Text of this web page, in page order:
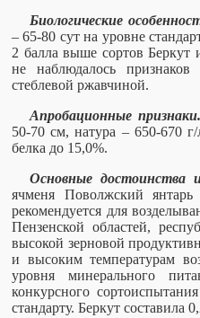
Биологические
– 65-80 сут на уровне
2 балла выше сортов Беркут
не наблюдалось
стеблевой ржавчиной.
Апробационные признаки.
50-70 см, натура – 650-670
белка до 15,0%.
Основные достоинства
ячменя Поволжский янтарь
рекомендуется для
Пензенской областей,
высокой зерновой
и высоким температурам
уровня минерального
конкурсного
стандарту. Беркут составила